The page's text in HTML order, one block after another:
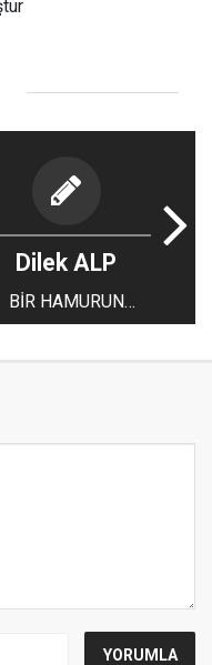
Dilek ALP
BİR HAMURUN
YOLCULUĞU